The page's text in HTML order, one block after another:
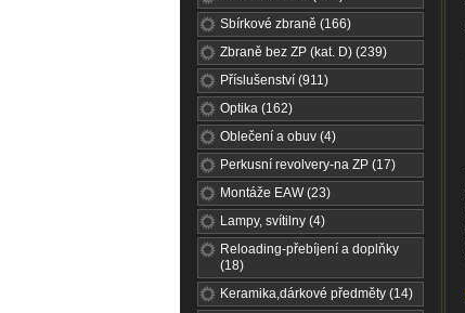
Sbírkové zbraně (166)
Zbraně bez ZP (kat. D) (239)
Příslušenství (911)
Optika (162)
Oblečení a obuv (4)
Perkusní revolvery-na ZP (17)
Montáže EAW (23)
Lampy, svítilny (4)
Reloading-přebíjení a doplňky
(18)
Keramika,dárkové předměty (14)